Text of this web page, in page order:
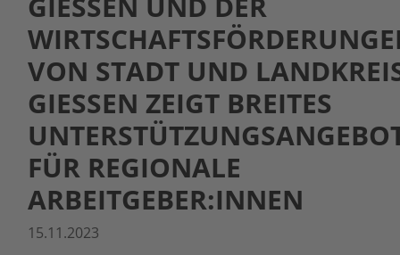
IRTSCHAFTSFÖRDERUNGEN
ON STADT UND LANDKREIS
IESSEN ZEIGT BREITES UN
TERSTÜTZUNGSANGEBOT
R REGIONALE AR
BEITGEBER:INNEN
15.11.2023